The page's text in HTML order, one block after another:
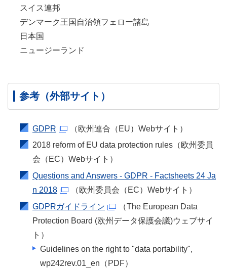
スイス連邦
デンマーク王国自治領フェロー諸島
日本国
ニュージーランド
参考（外部サイト）
GDPR
（欧州連合（EU）Webサイト）
2018 reform of EU data protection rules （欧州委員
会（EC）Webサイト）
Questions and Answers - GDPR - Factsheets 24 Ja
n 2018
（欧州委員会（EC）Webサイト）
GDPRガイドライン
（The European Data
Protection Board (欧州データ保護会議)ウェブサイ
ト）
Guidelines on the right to "data portability",
wp242rev.01_en （PDF）